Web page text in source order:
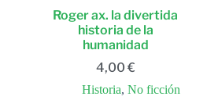
Roger ax. la divertida
historia de la
humanidad
4,00 €
Historia,No ficción